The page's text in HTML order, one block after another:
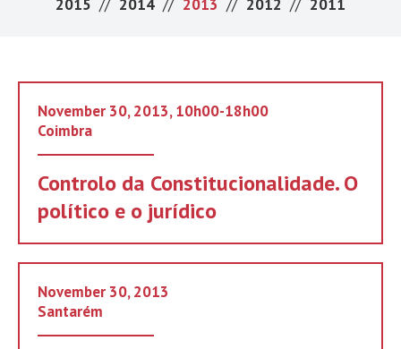
2015 // 2014 // 2013 // 2012 // 2011
November 30, 2013, 10h00-18h00
Coimbra
Controlo da Constitucionalidade. O
político e o jurídico
November 30, 2013
Santarém